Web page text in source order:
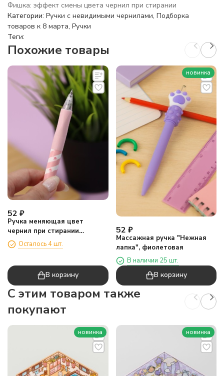
Фишка: эффект смены цвета чернил при стирании
Категории: Ручки с невидимыми чернилами, Подборка
товаров к 8 марта, Ручки
Теги:
Похожие товары
52 ₽
Ручка меняющая цвет
чернил при стирании
"Веселые лапки", розовый
Осталось 4 шт.
В корзину
новинка
52 ₽
Массажная ручка "Нежная
лапка", фиолетовая
В наличии 25 шт.
В корзину
C этим товаром также
покупают
новинка новинка